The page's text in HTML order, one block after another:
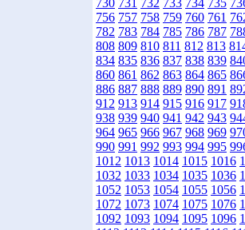
730 731 732 733 734 735
756 757 758 759 760 761
782 783 784 785 786 787
808 809 810 811 812 813
834 835 836 837 838 839
860 861 862 863 864 865
886 887 888 889 890 891
912 913 914 915 916 917
938 939 940 941 942 943
964 965 966 967 968 969
990 991 992 993 994 995
1012 1013 1014 1015 1016
1032 1033 1034 1035 1036
1052 1053 1054 1055 1056
1072 1073 1074 1075 1076
1092 1093 1094 1095 1096